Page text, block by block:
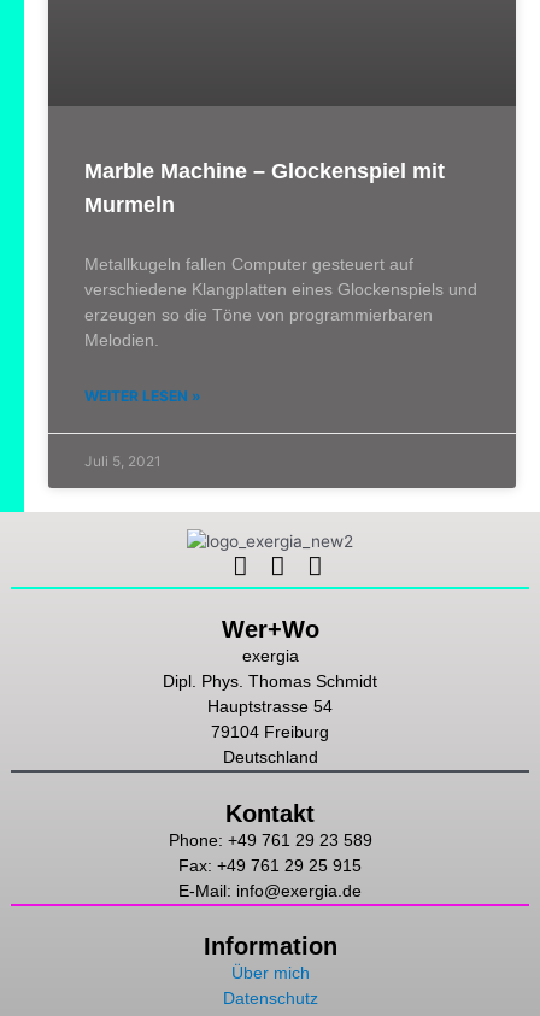
Marble Machine – Glockenspiel mit
Murmeln
Metallkugeln fallen Computer gesteuert auf
verschiedene Klangplatten eines Glockenspiels und
erzeugen so die Töne von programmierbaren
Melodien.
WEITER LESEN »
Juli 5, 2021
Linkedin
Instagram
Youtube
Wer+Wo
exergia
Dipl. Phys. Thomas Schmidt
Hauptstrasse 54
79104 Freiburg
Deutschland
Kontakt
Phone: +49 761 29 23 589
Fax: +49 761 29 25 915
E-Mail: info@exergia.de
Information
Über mich
Datenschutz